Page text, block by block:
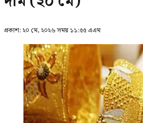
প্রকাশ: ২০ মে, ২০২৬ সময় ১১:৫৫ এএম